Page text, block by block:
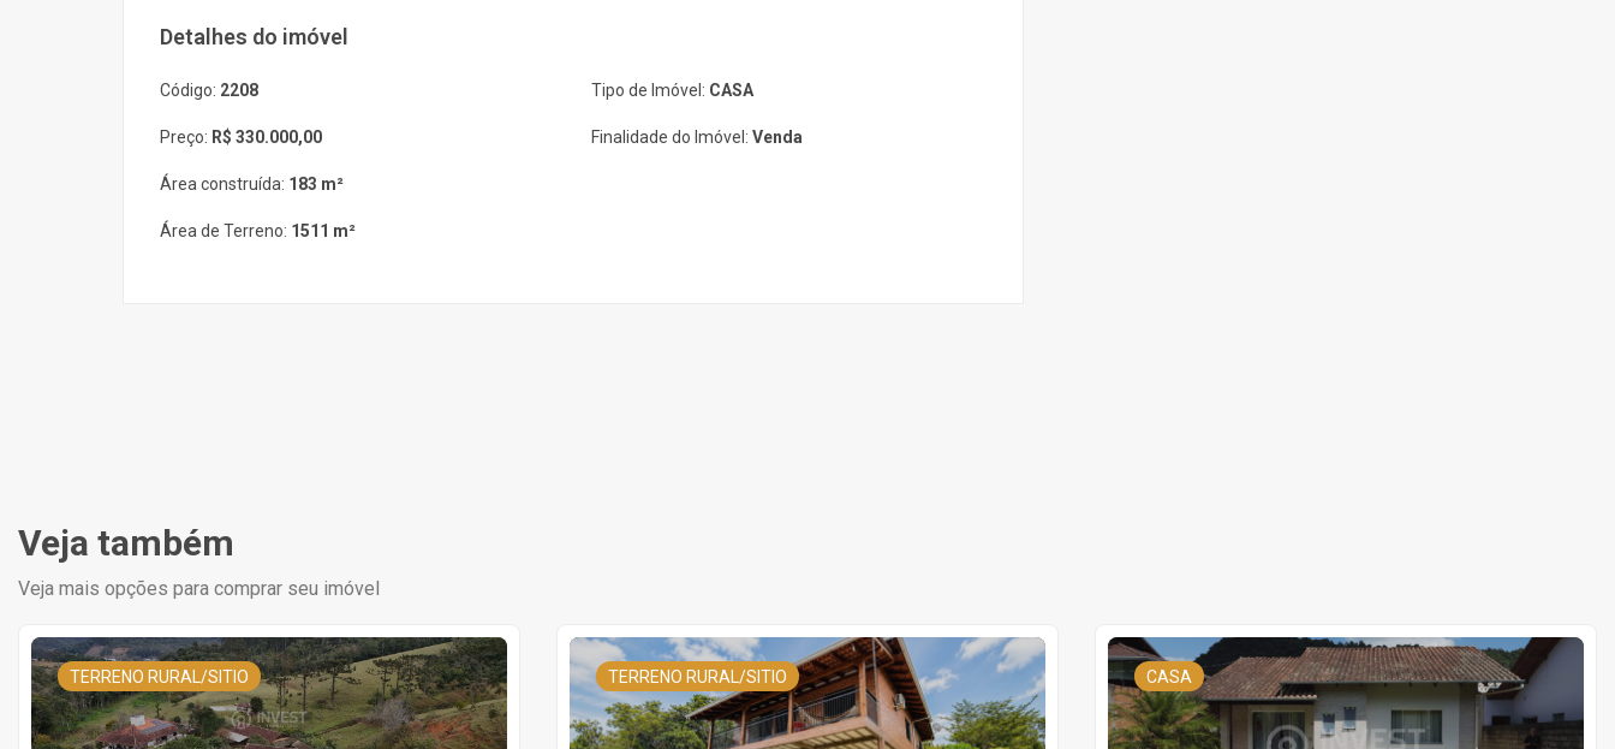
Detalhes do imóvel
Código: 2208
Preço: R$ 330.000,00
Área construída: 183 m²
Área de Terreno: 1511 m²
Tipo de Imóvel: CASA
Finalidade do Imóvel: Venda
Veja também
Veja mais opções para comprar seu imóvel
TERRENO RURAL/SITIO TERRENO RURAL/SITIO CASA